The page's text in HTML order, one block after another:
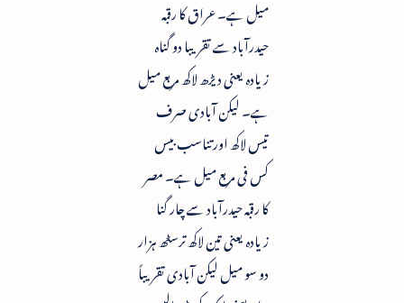
میل ہے۔ عراق کا رقبہ
حیدرآباد سے تقریبا دو گناہ
زیادہ یعنی دیڑھ لاکھ مربع میل
ہے۔ لیکن آبادی صرف
تیس لاکھ اور تناسب بیس
کس فی مربع میل ہے۔ مصر
کا رقبہ حیدرآباد سے چار گنا
زیادہ یعنی تین لاکھ ترسٹھ ہزار
دو سو میل لیکن آبادی تقریباً